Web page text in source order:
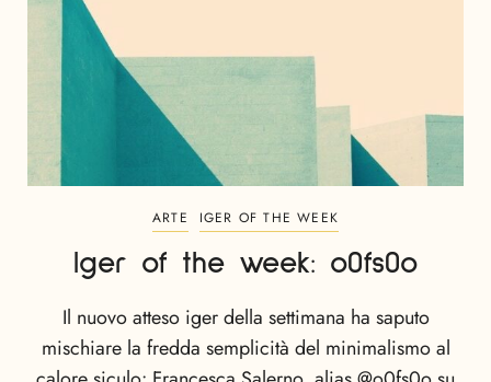
ARTE IGER OF THE WEEK
Iger of the week: o0fs0o
Il nuovo atteso iger della settimana ha saputo
mischiare la fredda semplicità del minimalismo al